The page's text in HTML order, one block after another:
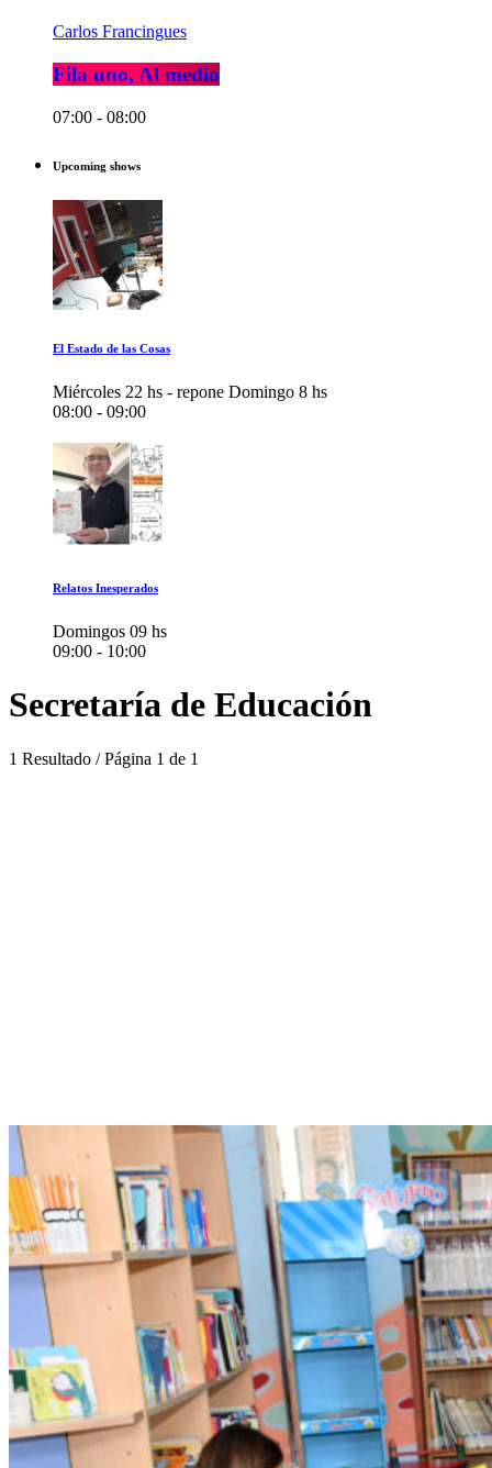
Carlos Francingues
Fila uno, Al medio
07:00 - 08:00
Upcoming shows
El Estado de las Cosas
Miércoles 22 hs - repone Domingo 8 hs
08:00 - 09:00
Relatos Inesperados
Domingos 09 hs
09:00 - 10:00
Secretaría de Educación
1 Resultado / Página 1 de 1